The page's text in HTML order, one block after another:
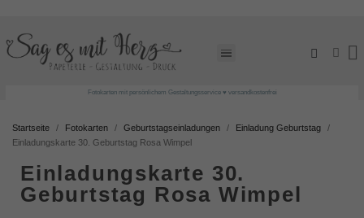
Fotokarten mit persönlichem Gestaltungsservice ♥ versandkostenfrei
Startseite Fotokarten Geburtstagseinladungen
Einladung Geburtstag
Einladungskarte 30. Geburtstag Rosa Wimpel
Einladungskarte 30.
Geburtstag Rosa Wimpel